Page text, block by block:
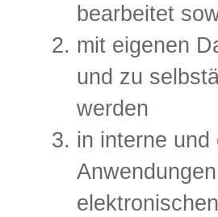
bearbeitet
mit eigenen
und zu
werden
in interne